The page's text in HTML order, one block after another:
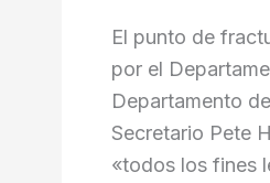
El punto de
por el
Departamento
Secretario Pete
«todos los fines